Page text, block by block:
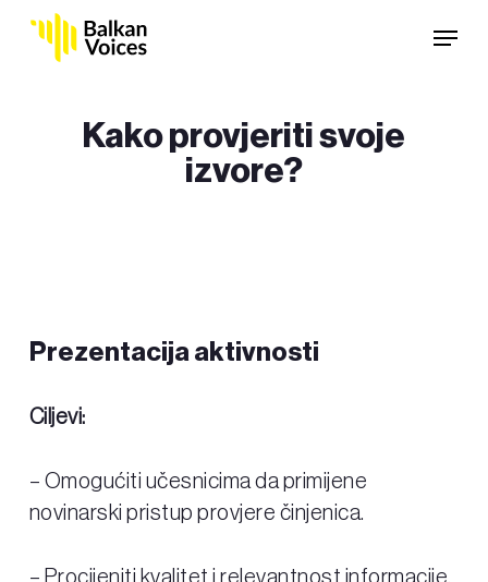
Skip
Menu
Kako provjeriti svoje
izvore?
Prezentacija aktivnosti
Ciljevi:
– Omogućiti učesnicima da primijene
novinarski pristup provjere činjenica.